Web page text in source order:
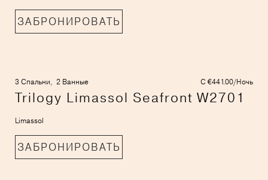
ЗАБРОНИРОВАТЬ
3 Спальни, 2 Ванные С €441.00/Ночь
Trilogy Limassol Seafront W2701
Limassol
ЗАБРОНИРОВАТЬ